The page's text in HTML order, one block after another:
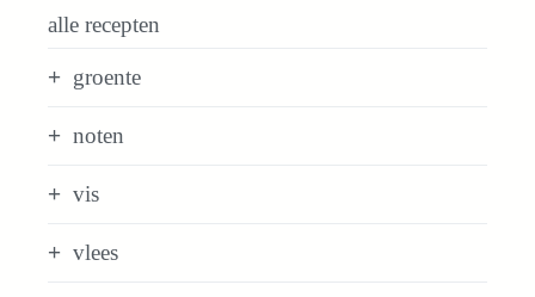
alle recepten
groente
noten
vis
vlees